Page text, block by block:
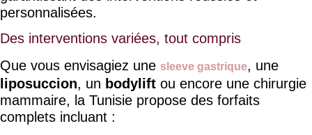
personnalisées.
Des interventions variées, tout compris
Que vous envisagiez une sleeve gastrique, une
liposuccion, un bodylift ou encore une chirurgie
mammaire, la Tunisie propose des forfaits
complets incluant :